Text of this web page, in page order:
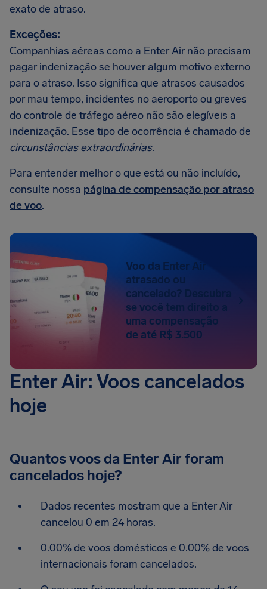
exato de atraso.
Exceções:
Companhias aéreas como a Enter Air não precisam
pagar indenização se houver algum motivo externo
para o atraso. Isso significa que atrasos causados
por mau tempo, incidentes no aeroporto ou greves
do controle de tráfego aéreo não são elegíveis a
indenização. Esse tipo de ocorrência é chamado de
circunstâncias extraordinárias.
Para entender melhor o que está ou não incluído,
consulte nossa página de compensação por atraso
de voo.
Voo da Enter Air
atrasado ou
cancelado? Descubra
se você tem direito a
uma compensação
de até R$ 3.500
Enter Air: Voos cancelados
hoje
Quantos voos da Enter Air foram
cancelados hoje?
Dados recentes mostram que a Enter Air
cancelou 0 em 24 horas.
0.00% de voos domésticos e 0.00% de voos
internacionais foram cancelados.